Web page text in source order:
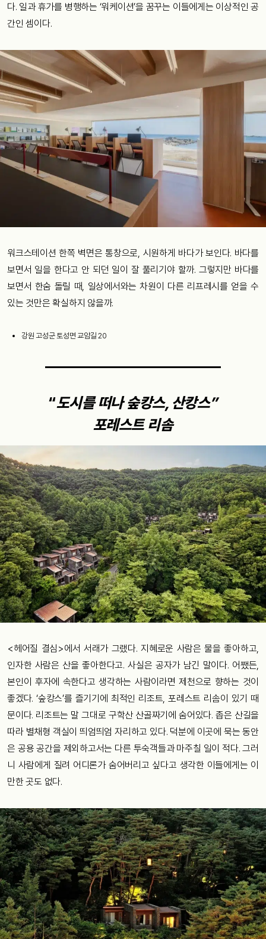
다. 일과 휴가를 병행하는 ‘워케이션’을 꿈꾸는 이들에게는 이상적인 공
간인 셈이다.
워크스테이션 한쪽 벽면은 통창으로, 시원하게 바다가 보인다. 바다를
보면서 일을 한다고 안 되던 일이 잘 풀리기야 할까. 그렇지만 바다를
보면서 한숨 돌릴 때, 일상에서와는 차원이 다른 리프레시를 얻을 수
있는 것만은 확실하지 않을까.
강원 고성군 토성면 교암길 20
“도시를 떠나 숲캉스, 산캉스”
포레스트 리솜
<헤어질 결심>에서 서래가 그랬다. 지혜로운 사람은 물을 좋아하고,
인자한 사람은 산을 좋아한다고. 사실은 공자가 남긴 말이다. 어쨌든,
본인이 후자에 속한다고 생각하는 사람이라면 제천으로 향하는 것이
좋겠다. ‘숲캉스’를 즐기기에 최적인 리조트, 포레스트 리솜이 있기 때
문이다. 리조트는 말 그대로 구학산 산골짜기에 숨어있다. 좁은 산길을
따라 별채형 객실이 띄엄띄엄 자리하고 있다. 덕분에 이곳에 묵는 동안
은 공용 공간을 제외하고서는 다른 투숙객들과 마주칠 일이 적다. 그러
니 사람에게 질려 어디론가 숨어버리고 싶다고 생각한 이들에게는 이
만한 곳도 없다.